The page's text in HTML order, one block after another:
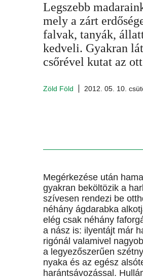
Legszebb
mely a zárt
falvak, tanyák,
kedveli. Gyakran
csőrével kutat az
Zöld Föld 2012. 05. 10.
Megérkezése után
gyakran beköltözik a
szívesen rendezi be
néhány ágdarabka
elég csak néhány
a nász is: ilyentájt már
rigónál valamivel
a legyezőszerűen
nyaka és az egész
harántsávozással.